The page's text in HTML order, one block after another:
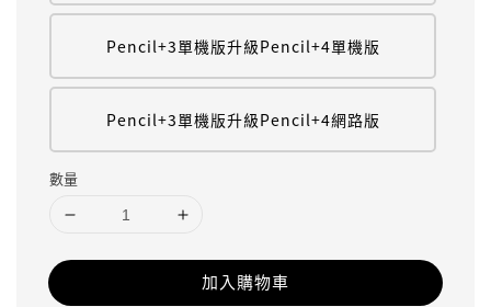
Pencil+3單機版升級Pencil+4單機版
Pencil+3單機版升級Pencil+4網路版
數量
加入購物車